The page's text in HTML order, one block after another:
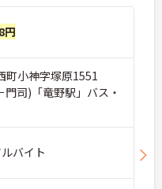
円
町小神字塚原1551
門司)「竜野駅」バス・
バイト